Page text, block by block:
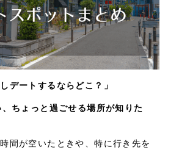
デートするならどこ？」
、ちょっと過ごせる場所が知りた
間が空いたときや、特に行き先を